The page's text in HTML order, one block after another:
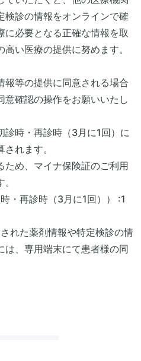
検診の情報をオンラインで確
必要となる正確な情報を取
い医療の提供に努めます。
報等の提供に同意される場合
意確認の操作をお願いいたし
診時・再診時（3月に1回）に
れます。
ため、マイナ保険証のご利用
・再診時（3月に1回）） :1
れた薬剤情報や特定検診の情
は、専用端末にて患者様の同